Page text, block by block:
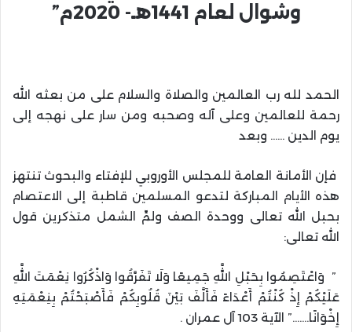
وشوال لعام 1441هـ- 2020م”
الحمد لله رب العالمين والصلاة والسلام على من بعثه الله
رحمة للعالمين وعلى آله وصحبه ومن سار على نهجه إلى
يوم الدين …… وبعد
فإن الأمانة العامة للمجلس الأوروبي للإفتاء والبحوث تنتهز
هذه الأيام المباركة لتدعو المسلمين قاطبة إلى الاعتصام
بحبل الله تعالى ووحدة الصف ولمِّ الشمل متذكرين قول
الله تعالى:
” وَاعْتَصِمُوا بِحَبْلِ اللَّهِ جَمِيعًا وَلَا تَفَرَّقُوا وَاذْكُرُوا نِعْمَتَ اللَّهِ
عَلَيْكُمْ إِذْ كُنْتُمْ أَعْدَاءً فَأَلَّفَ بَيْنَ قُلُوبِكُمْ فَأَصْبَحْتُمْ بِنِعْمَتِهِ
إِخْوَانًا…….” الآية 103 آل عمران .